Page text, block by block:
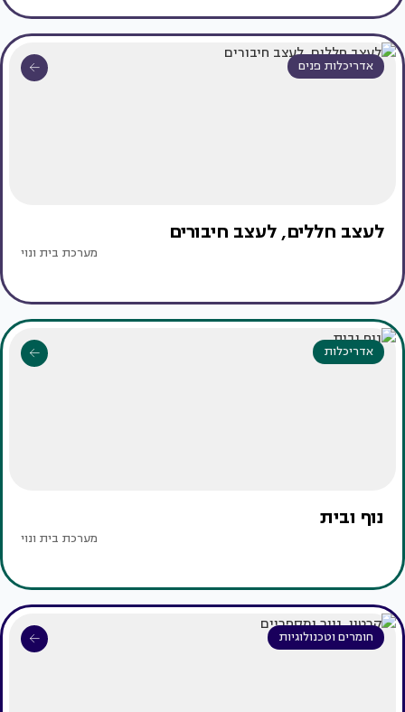
אדריכלות פנים
לעצב חללים, לעצב חיבורים
מערכת בית ונוי
אדריכלות
נוף ובית
מערכת בית ונוי
חומרים וטכנולוגיות